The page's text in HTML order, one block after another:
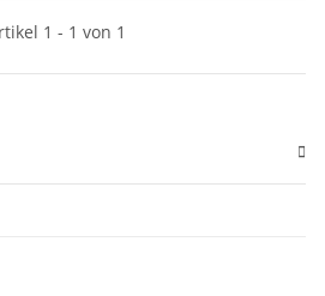
1 - 1 von 1